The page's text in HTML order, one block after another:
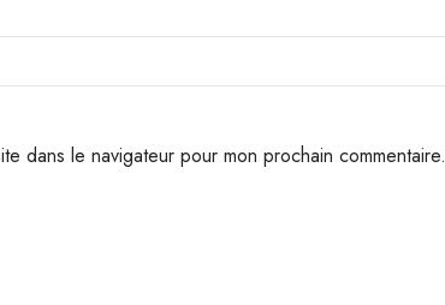
dans le navigateur pour mon prochain commentaire.